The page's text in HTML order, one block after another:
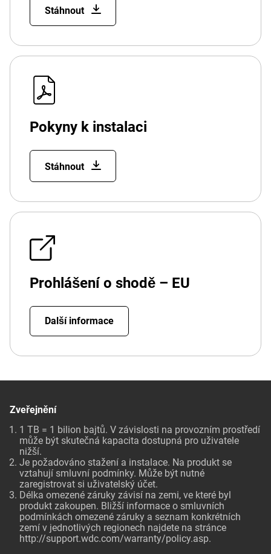
Stáhnout
Pokyny k instalaci
Stáhnout
Prohlášení o shodě – EU
Další informace
Zveřejnění
1 TB = 1 bilion bajtů. V závislosti na provozním prostředí
může být skutečná kapacita dostupná pro uživatele
nižší.
Je požadováno stažení a instalace. Na produkt se
vztahují smluvní podmínky. Může být nutné
zaregistrovat si uživatelský účet.
Délka omezené záruky závisí na zemi, ve které byl
produkt zakoupen. Bližší informace o smluvních
podmínkách omezené záruky a seznam konkrétních
zemí v jednotlivých regionech najdete na stránce
http://support.wdc.com/warranty/policy.asp.